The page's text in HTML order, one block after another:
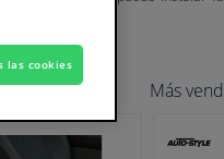
las cookies